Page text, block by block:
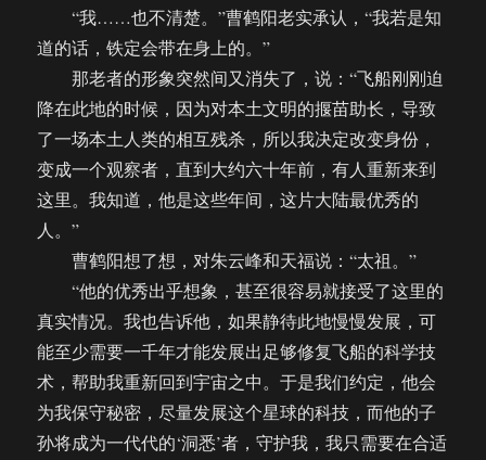
“我……也不清楚。”曹鹤阳老实承认，“我若是知
道的话，铁定会带在身上的。”
那老者的形象突然间又消失了，说：“飞船刚刚迫
降在此地的时候，因为对本土文明的揠苗助长，导致
了一场本土人类的相互残杀，所以我决定改变身份，
变成一个观察者，直到大约六十年前，有人重新来到
这里。我知道，他是这些年间，这片大陆最优秀的
人。”
曹鹤阳想了想，对朱云峰和天福说：“太祖。”
“他的优秀出乎想象，甚至很容易就接受了这里的
真实情况。我也告诉他，如果静待此地慢慢发展，可
能至少需要一千年才能发展出足够修复飞船的科学技
术，帮助我重新回到宇宙之中。于是我们约定，他会
为我保守秘密，尽量发展这个星球的科技，而他的子
孙将成为一代代的‘洞悉’者，守护我，我只需要在合适